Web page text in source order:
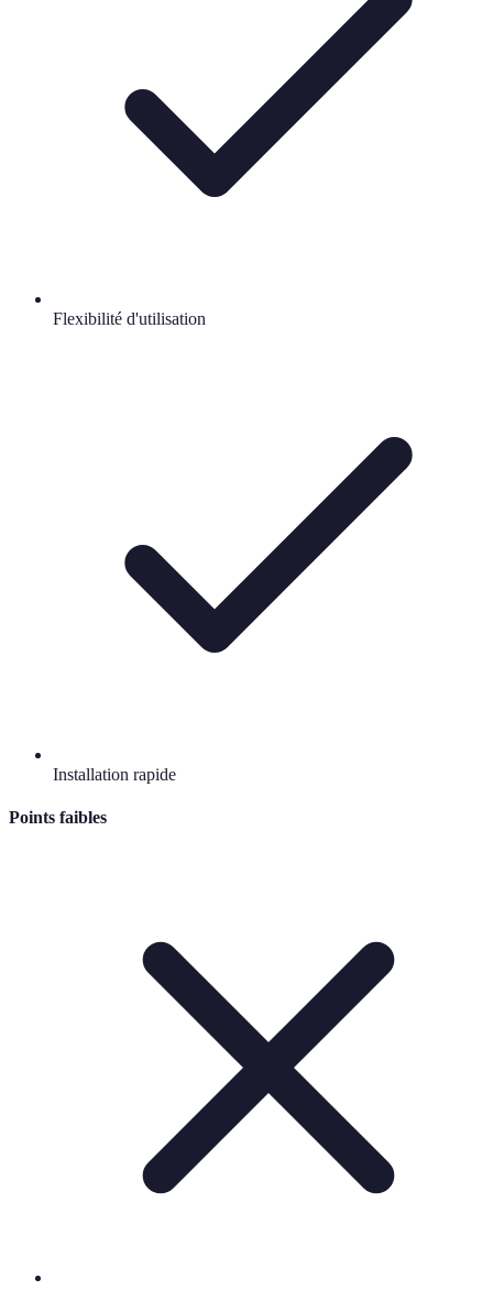
Flexibilité d'utilisation
Installation rapide
Points faibles